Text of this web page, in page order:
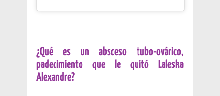
¿Qué es un absceso tubo-ovárico,
padecimiento que le quitó Laleska
Alexandre?